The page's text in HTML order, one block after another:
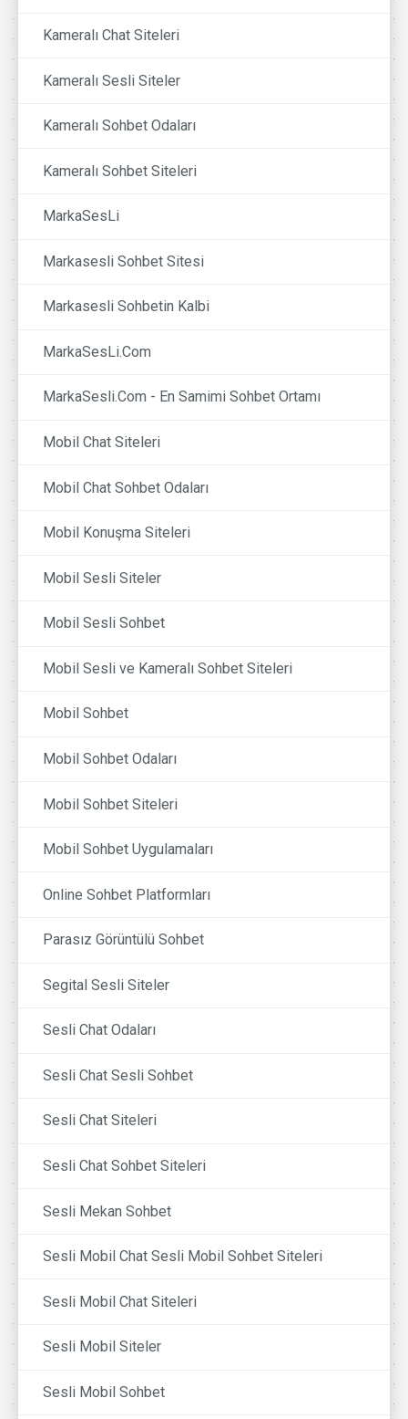
Kameralı Chat Siteleri
Kameralı Sesli Siteler
Kameralı Sohbet Odaları
Kameralı Sohbet Siteleri
MarkaSesLi
Markasesli Sohbet Sitesi
Markasesli Sohbetin Kalbi
MarkaSesLi.Com
MarkaSesli.Com - En Samimi Sohbet Ortamı
Mobil Chat Siteleri
Mobil Chat Sohbet Odaları
Mobil Konuşma Siteleri
Mobil Sesli Siteler
Mobil Sesli Sohbet
Mobil Sesli ve Kameralı Sohbet Siteleri
Mobil Sohbet
Mobil Sohbet Odaları
Mobil Sohbet Siteleri
Mobil Sohbet Uygulamaları
Online Sohbet Platformları
Parasız Görüntülü Sohbet
Segital Sesli Siteler
Sesli Chat Odaları
Sesli Chat Sesli Sohbet
Sesli Chat Siteleri
Sesli Chat Sohbet Siteleri
Sesli Mekan Sohbet
Sesli Mobil Chat Sesli Mobil Sohbet Siteleri
Sesli Mobil Chat Siteleri
Sesli Mobil Siteler
Sesli Mobil Sohbet